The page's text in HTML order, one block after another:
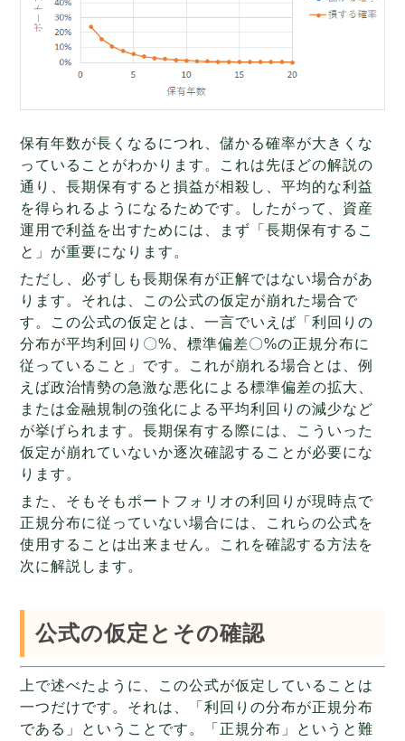
保有年数が長くなるにつれ、儲かる確率が大きくな
っていることがわかります。これは先ほどの解説の
通り、長期保有すると損益が相殺し、平均的な利益
を得られるようになるためです。したがって、資産
運用で利益を出すためには、まず「長期保有するこ
と」が重要になります。
ただし、必ずしも長期保有が正解ではない場合があ
ります。それは、この公式の仮定が崩れた場合で
す。この公式の仮定とは、一言でいえば「利回りの
分布が平均利回り〇%、標準偏差〇%の正規分布に
従っていること」です。これが崩れる場合とは、例
えば政治情勢の急激な悪化による標準偏差の拡大、
または金融規制の強化による平均利回りの減少など
が挙げられます。長期保有する際には、こういった
仮定が崩れていないか逐次確認することが必要にな
ります。
また、そもそもポートフォリオの利回りが現時点で
正規分布に従っていない場合には、これらの公式を
使用することは出来ません。これを確認する方法を
次に解説します。
公式の仮定とその確認
上で述べたように、この公式が仮定していることは
一つだけです。それは、「利回りの分布が正規分布
である」ということです。「正規分布」というと難